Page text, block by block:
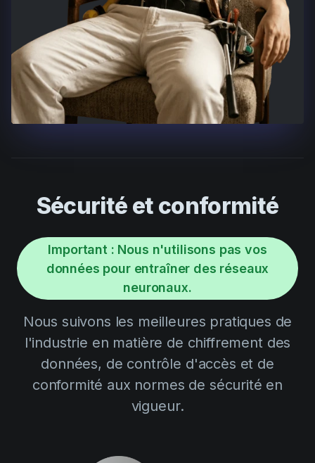
Sécurité et conformité
Important : Nous n'utilisons pas vos
données pour entraîner des réseaux
neuronaux.
Nous suivons les meilleures pratiques de
l'industrie en matière de chiffrement des
données, de contrôle d'accès et de
conformité aux normes de sécurité en
vigueur.